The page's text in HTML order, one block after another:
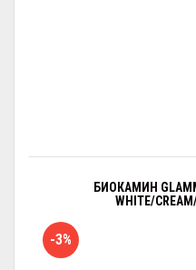
БИОКАМИН
WHITE/
-3%